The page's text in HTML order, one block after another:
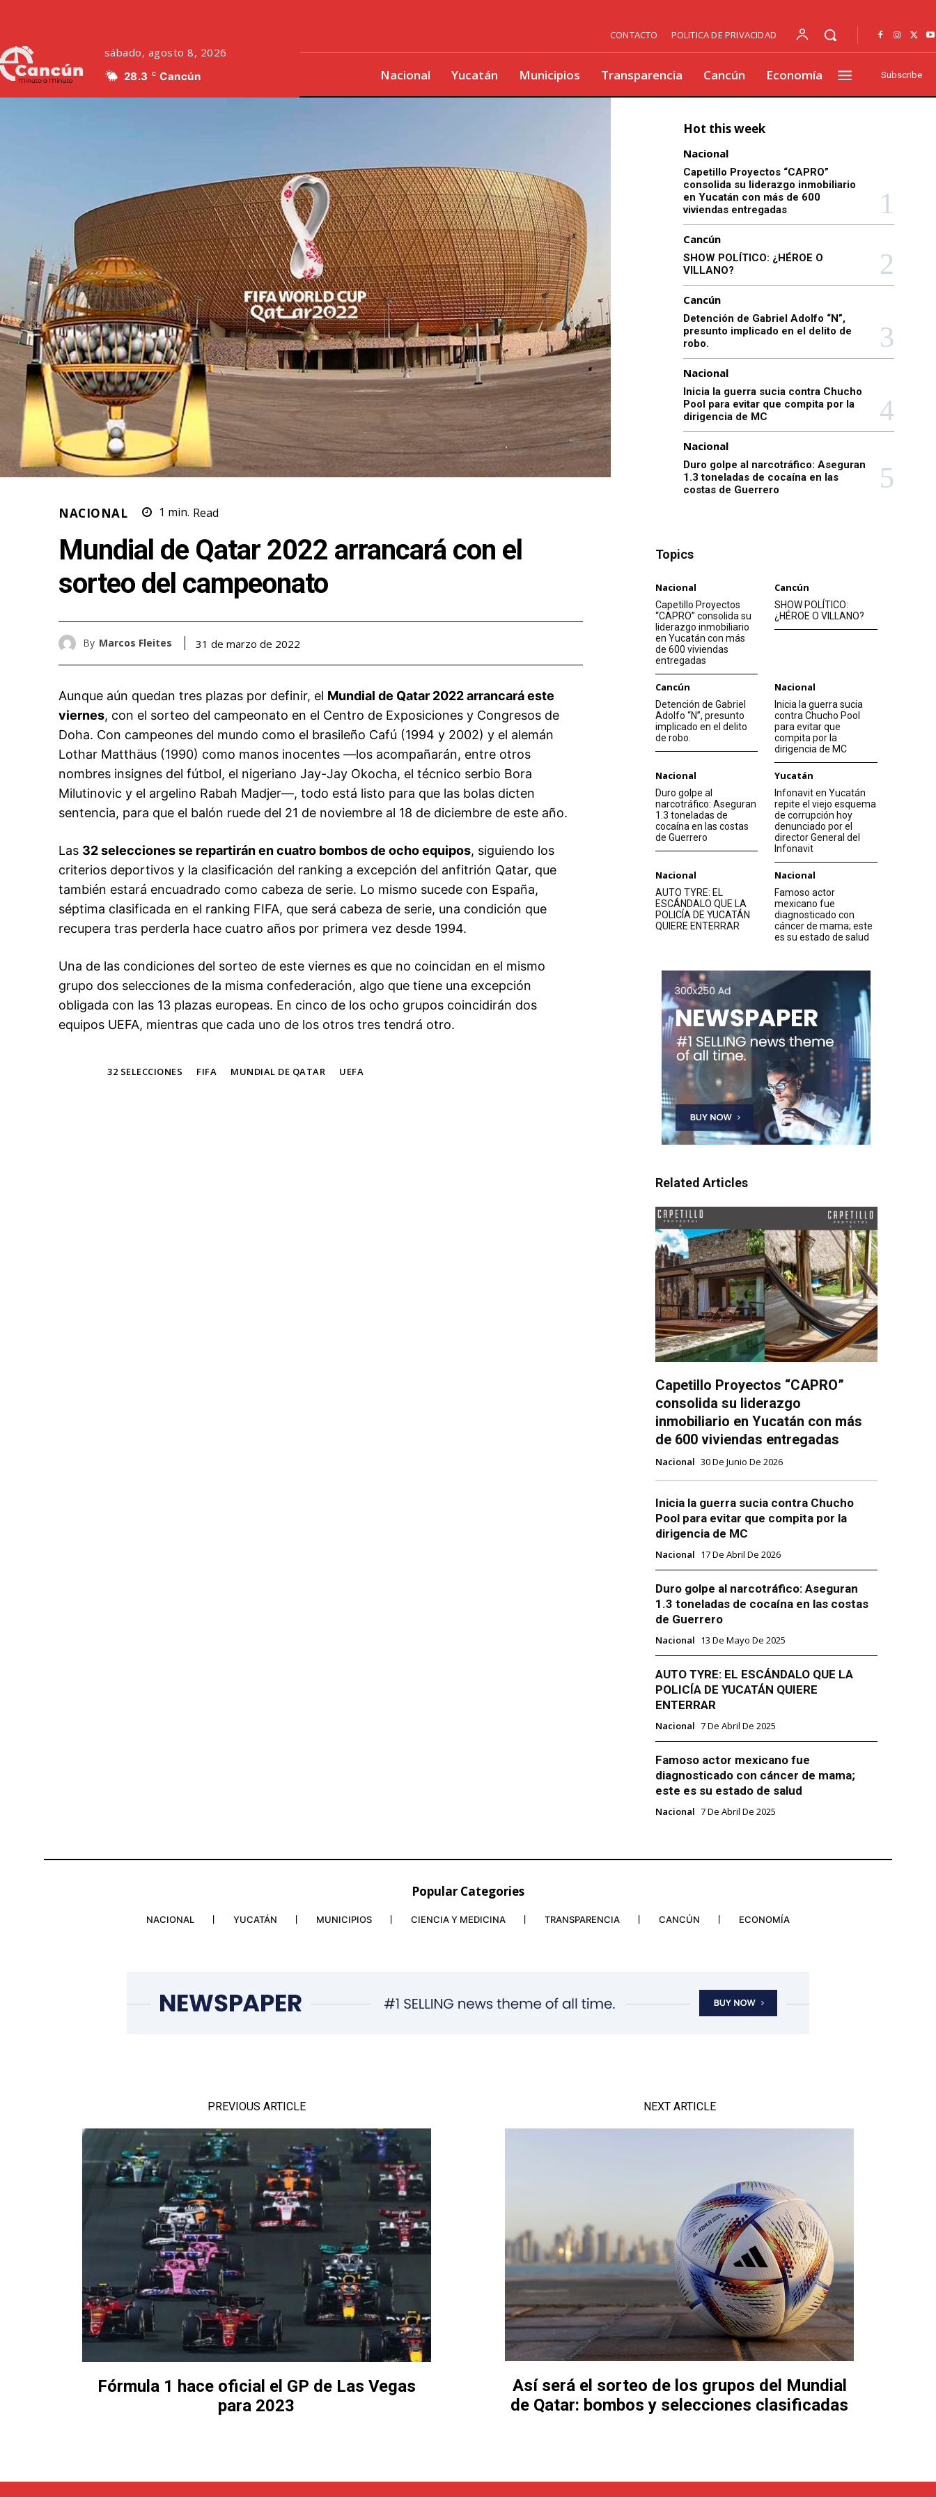
sábado, agosto 8, 2026
28.3 C Cancún
CONTACTO POLITICA DE PRIVACIDAD
Nacional Yucatán Municipios Transparencia Cancún Economía Subscribe
NACIONAL 1 min. Read
Mundial de Qatar 2022 arrancará con el
sorteo del campeonato
By Marcos Fleites 31 de marzo de 2022
Aunque aún quedan tres plazas por definir, el Mundial de Qatar 2022 arrancará este
viernes, con el sorteo del campeonato en el Centro de Exposiciones y Congresos de
Doha. Con campeones del mundo como el brasileño Cafú (1994 y 2002) y el alemán
Lothar Matthäus (1990) como manos inocentes —los acompañarán, entre otros
nombres insignes del fútbol, el nigeriano Jay-Jay Okocha, el técnico serbio Bora
Milutinovic y el argelino Rabah Madjer—, todo está listo para que las bolas dicten
sentencia, para que el balón ruede del 21 de noviembre al 18 de diciembre de este año.
Las 32 selecciones se repartirán en cuatro bombos de ocho equipos, siguiendo los
criterios deportivos y la clasificación del ranking a excepción del anfitrión Qatar, que
también estará encuadrado como cabeza de serie. Lo mismo sucede con España,
séptima clasificada en el ranking FIFA, que será cabeza de serie, una condición que
recupera tras perderla hace cuatro años por primera vez desde 1994.
Una de las condiciones del sorteo de este viernes es que no coincidan en el mismo
grupo dos selecciones de la misma confederación, algo que tiene una excepción
obligada con las 13 plazas europeas. En cinco de los ocho grupos coincidirán dos
equipos UEFA, mientras que cada uno de los otros tres tendrá otro.
32 SELECCIONES FIFA MUNDIAL DE QATAR UEFA
Hot this week
Nacional
Capetillo Proyectos “CAPRO”
consolida su liderazgo inmobiliario
en Yucatán con más de 600
viviendas entregadas
Cancún
SHOW POLÍTICO: ¿HÉROE O
VILLANO?
Cancún
Detención de Gabriel Adolfo “N”,
presunto implicado en el delito de
robo.
Nacional
Inicia la guerra sucia contra Chucho
Pool para evitar que compita por la
dirigencia de MC
Nacional
Duro golpe al narcotráfico: Aseguran
1.3 toneladas de cocaína en las
costas de Guerrero
Topics
Nacional
Capetillo Proyectos
“CAPRO” consolida su
liderazgo inmobiliario
en Yucatán con más
de 600 viviendas
entregadas
Cancún
SHOW POLÍTICO:
¿HÉROE O VILLANO?
Cancún
Detención de Gabriel
Adolfo “N”, presunto
implicado en el delito
de robo.
Nacional
Inicia la guerra sucia
contra Chucho Pool
para evitar que
compita por la
dirigencia de MC
Nacional
Duro golpe al
narcotráfico: Aseguran
1.3 toneladas de
cocaína en las costas
de Guerrero
Yucatán
Infonavit en Yucatán
repite el viejo esquema
de corrupción hoy
denunciado por el
director General del
Infonavit
Nacional
AUTO TYRE: EL
ESCÁNDALO QUE LA
POLICÍA DE YUCATÁN
QUIERE ENTERRAR
Nacional
Famoso actor
mexicano fue
diagnosticado con
cáncer de mama; este
es su estado de salud
Related Articles
Capetillo Proyectos “CAPRO”
consolida su liderazgo
inmobiliario en Yucatán con más
de 600 viviendas entregadas
Nacional 30 De Junio De 2026
Inicia la guerra sucia contra Chucho
Pool para evitar que compita por la
dirigencia de MC
Nacional 17 De Abril De 2026
Duro golpe al narcotráfico: Aseguran
1.3 toneladas de cocaína en las costas
de Guerrero
Nacional 13 De Mayo De 2025
AUTO TYRE: EL ESCÁNDALO QUE LA
POLICÍA DE YUCATÁN QUIERE
ENTERRAR
Nacional 7 De Abril De 2025
Famoso actor mexicano fue
diagnosticado con cáncer de mama;
este es su estado de salud
Nacional 7 De Abril De 2025
Popular Categories
NACIONAL YUCATÁN MUNICIPIOS CIENCIA Y MEDICINA TRANSPARENCIA CANCÚN ECONOMÍA
PREVIOUS ARTICLE
Fórmula 1 hace oficial el GP de Las Vegas
para 2023
NEXT ARTICLE
Así será el sorteo de los grupos del Mundial
de Qatar: bombos y selecciones clasificadas